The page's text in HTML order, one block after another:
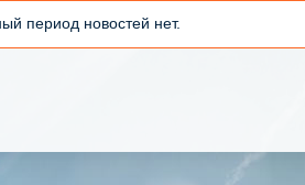
период новостей нет.